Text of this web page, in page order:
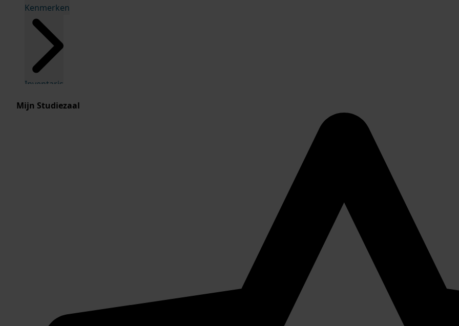
Kenmerken
Inventaris
Mijn Studiezaal